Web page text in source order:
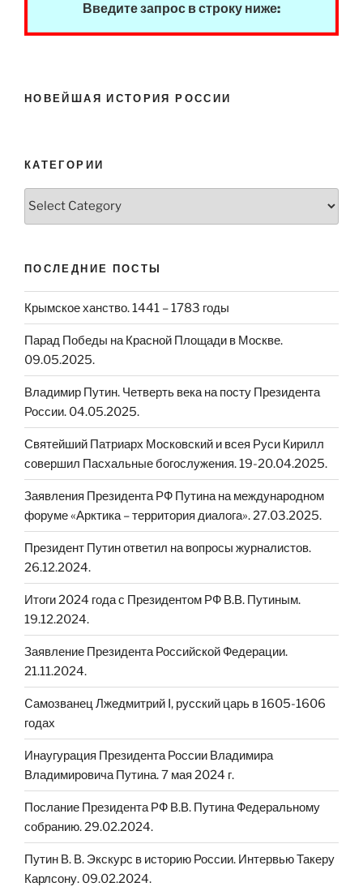
Введите запрос в строку ниже:
НОВЕЙШАЯ ИСТОРИЯ РОССИИ
КАТЕГОРИИ
Категории
ПОСЛЕДНИЕ ПОСТЫ
Крымское ханство. 1441 – 1783 годы
Парад Победы на Красной Площади в Москве.
09.05.2025.
Владимир Путин. Четверть века на посту Президента
России. 04.05.2025.
Святейший Патриарх Московский и всея Руси Кирилл
совершил Пасхальные богослужения. 19-20.04.2025.
Заявления Президента РФ Путина на международном
форуме «Арктика – территория диалога». 27.03.2025.
Президент Путин ответил на вопросы журналистов.
26.12.2024.
Итоги 2024 года с Президентом РФ В.В. Путиным.
19.12.2024.
Заявление Президента Российской Федерации.
21.11.2024.
Cамозванец Лжедмитрий I, русский царь в 1605-1606
годах
Инаугурация Президента России Владимира
Владимировича Путина. 7 мая 2024 г.
Послание Президента РФ В.В. Путина Федеральному
собранию. 29.02.2024.
Путин В. В. Экскурс в историю России. Интервью Такеру
Карлсону. 09.02.2024.